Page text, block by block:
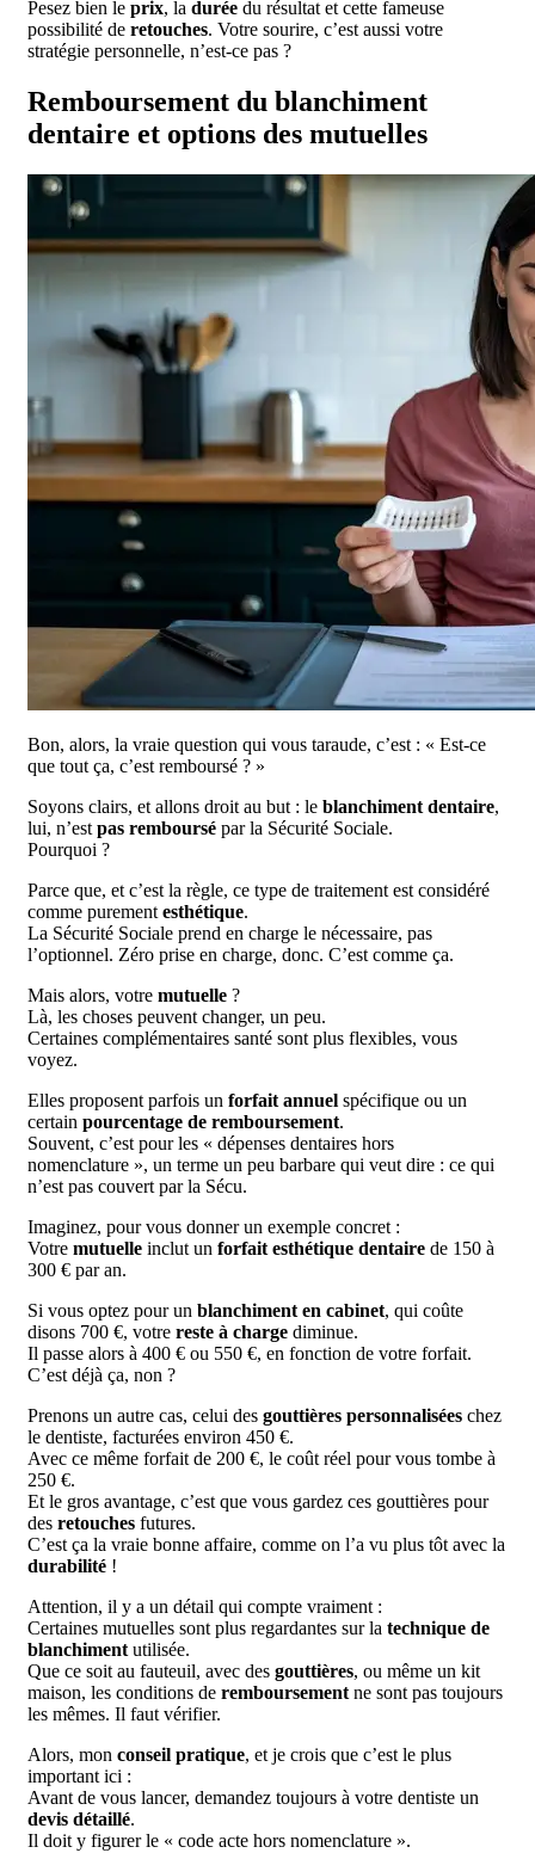
Pesez bien le prix, la durée du résultat et cette fameuse
possibilité de retouches. Votre sourire, c’est aussi votre
stratégie personnelle, n’est-ce pas ?
Remboursement du blanchiment
dentaire et options des mutuelles
Bon, alors, la vraie question qui vous taraude, c’est : « Est-ce
que tout ça, c’est remboursé ? »
Soyons clairs, et allons droit au but : le blanchiment dentaire,
lui, n’est pas remboursé par la Sécurité Sociale.
Pourquoi ?
Parce que, et c’est la règle, ce type de traitement est considéré
comme purement esthétique.
La Sécurité Sociale prend en charge le nécessaire, pas
l’optionnel. Zéro prise en charge, donc. C’est comme ça.
Mais alors, votre mutuelle ?
Là, les choses peuvent changer, un peu.
Certaines complémentaires santé sont plus flexibles, vous
voyez.
Elles proposent parfois un forfait annuel spécifique ou un
certain pourcentage de remboursement.
Souvent, c’est pour les « dépenses dentaires hors
nomenclature », un terme un peu barbare qui veut dire : ce qui
n’est pas couvert par la Sécu.
Imaginez, pour vous donner un exemple concret :
Votre mutuelle inclut un forfait esthétique dentaire de 150 à
300 € par an.
Si vous optez pour un blanchiment en cabinet, qui coûte
disons 700 €, votre reste à charge diminue.
Il passe alors à 400 € ou 550 €, en fonction de votre forfait.
C’est déjà ça, non ?
Prenons un autre cas, celui des gouttières personnalisées chez
le dentiste, facturées environ 450 €.
Avec ce même forfait de 200 €, le coût réel pour vous tombe à
250 €.
Et le gros avantage, c’est que vous gardez ces gouttières pour
des retouches futures.
C’est ça la vraie bonne affaire, comme on l’a vu plus tôt avec la
durabilité !
Attention, il y a un détail qui compte vraiment :
Certaines mutuelles sont plus regardantes sur la technique de
blanchiment utilisée.
Que ce soit au fauteuil, avec des gouttières, ou même un kit
maison, les conditions de remboursement ne sont pas toujours
les mêmes. Il faut vérifier.
Alors, mon conseil pratique, et je crois que c’est le plus
important ici :
Avant de vous lancer, demandez toujours à votre dentiste un
devis détaillé.
Il doit y figurer le « code acte hors nomenclature ».